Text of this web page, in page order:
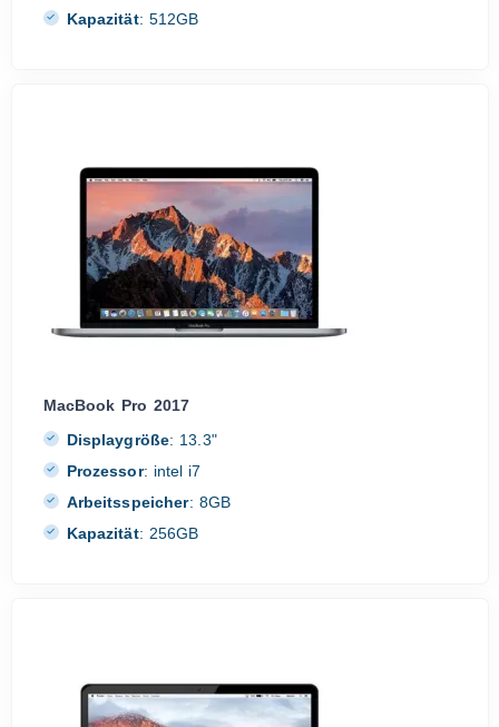
Kapazität: 512GB
MacBook Pro 2017
Displaygröße: 13.3"
Prozessor: intel i7
Arbeitsspeicher: 8GB
Kapazität: 256GB